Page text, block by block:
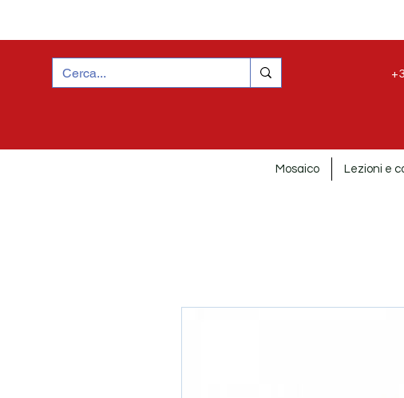
Mosaico Lezioni e